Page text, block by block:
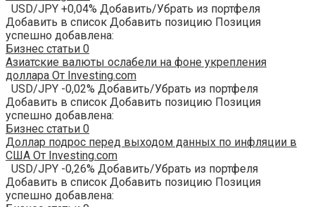
USD/JPY +0,04% Добавить/Убрать из портфеля
Добавить в список Добавить позицию Позиция
успешно добавлена:
Бизнес статьи 0
Азиатские валюты ослабели на фоне укрепления
доллара От Investing.com
USD/JPY -0,02% Добавить/Убрать из портфеля
Добавить в список Добавить позицию Позиция
успешно добавлена:
Бизнес статьи 0
Доллар подрос перед выходом данных по инфляции в
США От Investing.com
USD/JPY -0,26% Добавить/Убрать из портфеля
Добавить в список Добавить позицию Позиция
успешно добавлена: